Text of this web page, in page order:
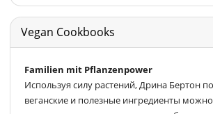
Vegan Cookbooks
Familien mit Pflanzenpower
Используя силу растений, Дрина Бертон
веганские и полезные ингредиенты